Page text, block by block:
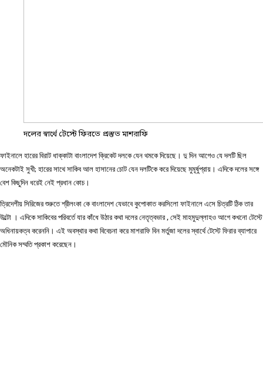
দলের স্বার্থে টেস্টে ফিরতে প্রস্তুত মাশরাফি
ফাইনালে হারের বিরাট ধাক্কাটা বাংলাদেশ ক্রিকেট দলকে যেন থমকে দিয়েছে। দু দিন আগেও যে দলটি ছিল
অনেকটাই সুখী; হারের সাথে সাকিব আল হাসানের চোট যেন দলটিকে করে দিয়েছে মুমূর্ষুপ্রায়। এদিকে দলের সঙ্গে
বেশ কিছুদিন ধরেই নেই প্রধান কোচ।
ত্রিদেশীয় সিরিজের শুরুতে শ্রীলংকা কে বাংলাদেশ যেভাবে কুপোকাত করসিলো ফাইনালে এসে চিত্রটি ঠিক তার
উল্টো । এদিকে সাকিবের পরিবর্তে যার কাঁধে উঠার কথা দলের নেতৃত্বভার , সেই মাহমুদুল্লাহও আগে কখনো টেস্টে
অধিনায়কত্ব করেননি। এই অবস্থার কথা বিবেচনা করে মাশরাফি বিন মর্তুজা দলের স্বার্থে টেস্টে ফিরার ব্যাপারে
মৌনিক সম্মতি প্রকাশ করেছেন।